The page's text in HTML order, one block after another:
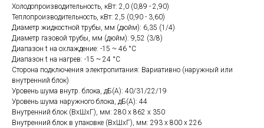
Холодопроизводительность, кВт: 2,0 (0,89 - 2,90)
Теплопроизводительность, кВт: 2,5 (0,90 - 3,60)
Диаметр жидкостной трубы, мм (дюйм): 6,35 (1/4)
Диаметр газовой трубы, мм (дюйм): 9,52 (3/8)
Диапазон t на охлаждение: -15 ~ 46 °C
Диапазон t на нагрев: -15 ~ 24 °C
Сторона подключения электропитания: Вариативно (наружный или
внутренний блок)
Уровень шума внутр. блока, дБ(А): 40/31/22/19
Уровень шума наружного блока, дБ(A): 44
Внутренний блок (ВхШхГ), мм: 280 x 862 x 350
Внутренний блок в упаковке (ВхШхГ), мм: 293 x 800 x 226